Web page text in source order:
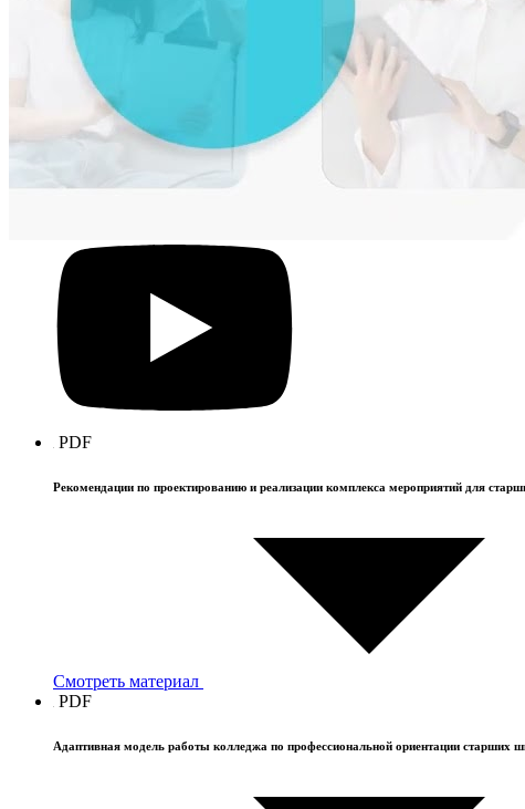
PDF
Рекомендации по проектированию и реализации комплекса мероприятий для
Смотреть материал
PDF
Адаптивная модель работы колледжа по профессиональной ориентации старших